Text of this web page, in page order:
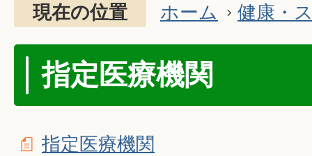
現在の位置 ホーム 健康・
指定医療機関
指定医療機関